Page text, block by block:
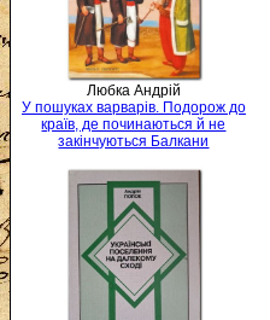
Любка Андрій
У пошуках варварів. Подорож до
країв, де починаються й не
закінчуються Балкани